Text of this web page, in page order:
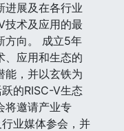
进展及在各行业
技术及应用的最
方向。 成立5年
、应用和生态的
能，并以玄铁为
的RISC-V生态
将邀请产业专
业媒体参会，并